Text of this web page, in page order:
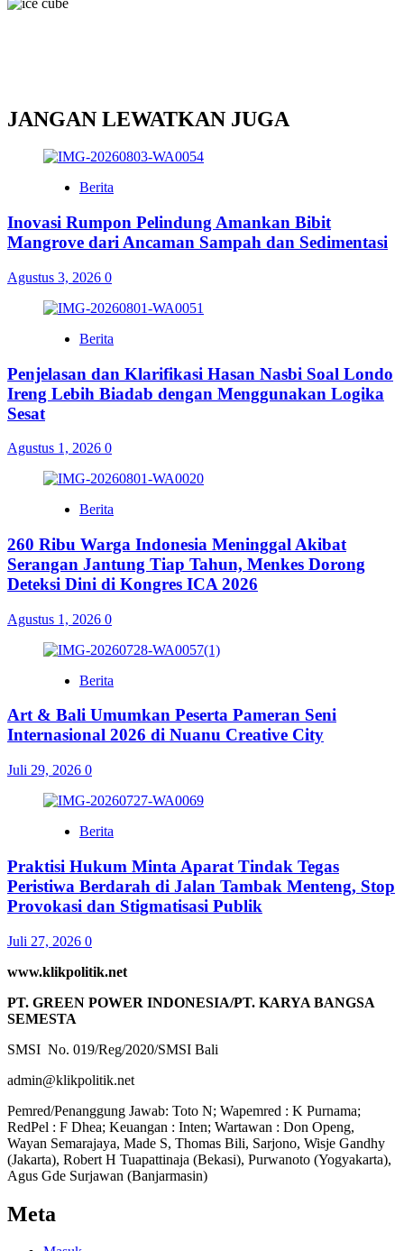
JANGAN LEWATKAN JUGA
Berita
Inovasi Rumpon Pelindung Amankan Bibit
Mangrove dari Ancaman Sampah dan Sedimentasi
Agustus 3, 2026 0
Berita
Penjelasan dan Klarifikasi Hasan Nasbi Soal Londo
Ireng Lebih Biadab dengan Menggunakan Logika
Sesat
Agustus 1, 2026 0
Berita
260 Ribu Warga Indonesia Meninggal Akibat
Serangan Jantung Tiap Tahun, Menkes Dorong
Deteksi Dini di Kongres ICA 2026
Agustus 1, 2026 0
Berita
Art & Bali Umumkan Peserta Pameran Seni
Internasional 2026 di Nuanu Creative City
Juli 29, 2026 0
Berita
Praktisi Hukum Minta Aparat Tindak Tegas
Peristiwa Berdarah di Jalan Tambak Menteng, Stop
Provokasi dan Stigmatisasi Publik
Juli 27, 2026 0
www.klikpolitik.net
PT. GREEN POWER INDONESIA/PT. KARYA BANGSA
SEMESTA
SMSI No. 019/Reg/2020/SMSI Bali
admin@klikpolitik.net
Pemred/Penanggung Jawab: Toto N; Wapemred : K Purnama;
RedPel : F Dhea; Keuangan : Inten; Wartawan : Don Openg,
Wayan Semarajaya, Made S, Thomas Bili, Sarjono, Wisje Gandhy
(Jakarta), Robert H Tuapattinaja (Bekasi), Purwanoto (Yogyakarta),
Agus Gde Surjawan (Banjarmasin)
Meta